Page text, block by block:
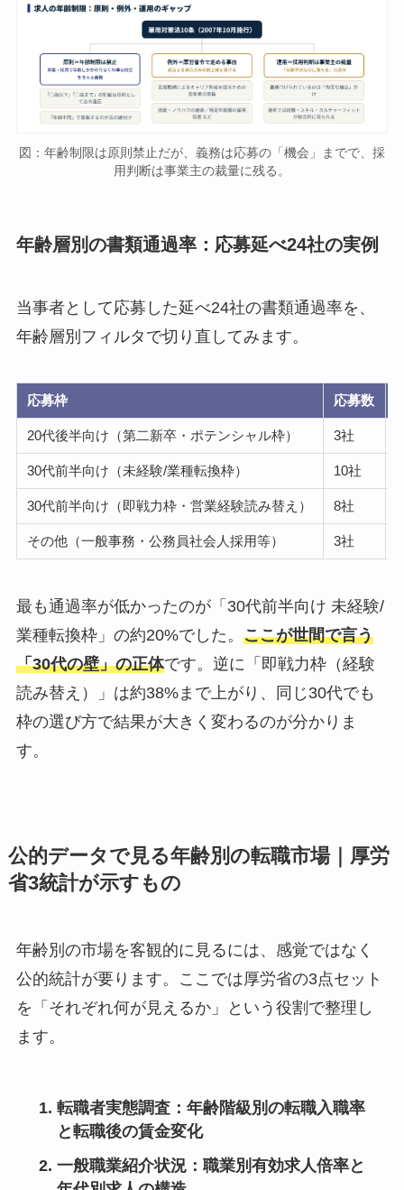
図：年齢制限は原則禁止だが、義務は応募の「機会」までで、採
用判断は事業主の裁量に残る。
年齢層別の書類通過率：応募延べ24社の実例
当事者として応募した延べ24社の書類通過率を、
年齢層別フィルタで切り直してみます。
応募枠 応募数
20代後半向け（第二新卒・ポテンシャル枠） 3社
30代前半向け（未経験/業種転換枠） 10社
30代前半向け（即戦力枠・営業経験読み替え） 8社
その他（一般事務・公務員社会人採用等） 3社
最も通過率が低かったのが「30代前半向け 未経験/
業種転換枠」の約20%でした。 ここが世間で言う
「30代の壁」の正体です。逆に「即戦力枠（経験
読み替え）」は約38%まで上がり、同じ30代でも
枠の選び方で結果が大きく変わるのが分かりま
す。
公的データで見る年齢別の転職市場｜厚労
省3統計が示すもの
年齢別の市場を客観的に見るには、感覚ではなく
公的統計が要ります。ここでは厚労省の3点セット
を「それぞれ何が見えるか」という役割で整理し
ます。
転職者実態調査：年齢階級別の転職入職率
と転職後の賃金変化
一般職業紹介状況：職業別有効求人倍率と